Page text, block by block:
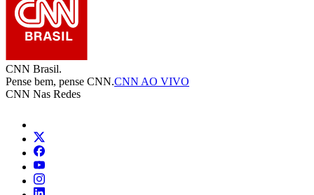
CNN Brasil.
Pense bem, pense CNN.CNN AO VIVO
CNN Nas Redes